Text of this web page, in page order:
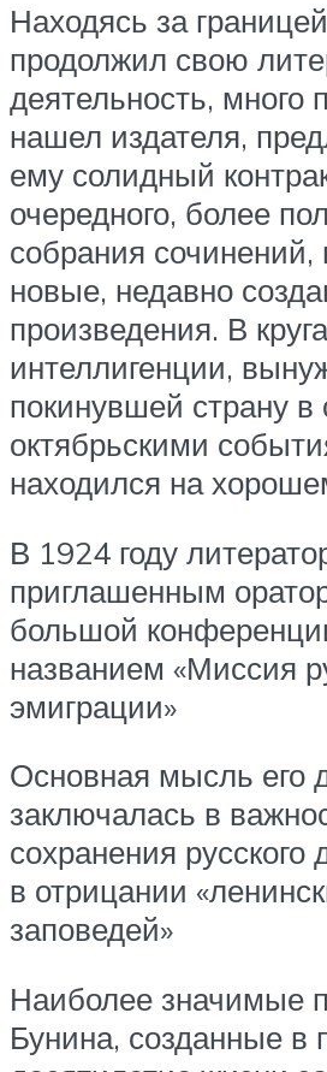
Находясь за
продолжил свою
деятельность, много
нашел издателя,
ему солидный
очередного, более
собрания
новые, недавно
произведения. В
интеллигенции,
покинувшей страну в
октябрьскими
находился на
В 1924 году
приглашенным
большой
названием «Миссия
эмиграции»
Основная мысль его
заключалась в
сохранения русского
в отрицании
заповедей»
Наиболее значимые
Бунина, созданные в